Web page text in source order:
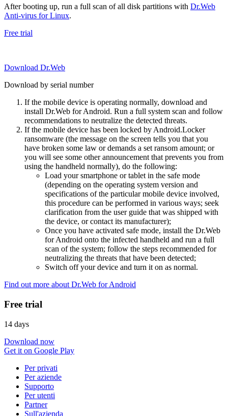
After booting up, run a full scan of all disk partitions with Dr.Web
Anti-virus for Linux.
Free trial
Download Dr.Web
Download by serial number
If the mobile device is operating normally, download and
install Dr.Web for Android. Run a full system scan and follow
recommendations to neutralize the detected threats.
If the mobile device has been locked by Android.Locker
ransomware (the message on the screen tells you that you
have broken some law or demands a set ransom amount; or
you will see some other announcement that prevents you from
using the handheld normally), do the following:
Load your smartphone or tablet in the safe mode
(depending on the operating system version and
specifications of the particular mobile device involved,
this procedure can be performed in various ways; seek
clarification from the user guide that was shipped with
the device, or contact its manufacturer);
Once you have activated safe mode, install the Dr.Web
for Android onto the infected handheld and run a full
scan of the system; follow the steps recommended for
neutralizing the threats that have been detected;
Switch off your device and turn it on as normal.
Find out more about Dr.Web for Android
Free trial
14 days
Download now
Get it on Google Play
Per privati
Per aziende
Supporto
Per utenti
Partner
Sull'azienda